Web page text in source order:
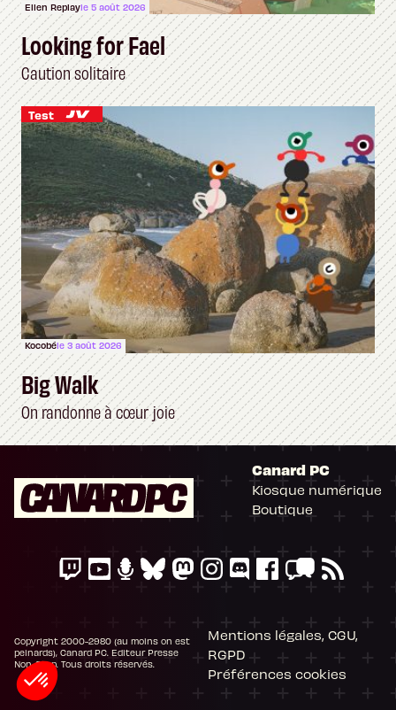
Ellen Replayle 5 août 2026
Looking for Fael
Caution solitaire
Test
Kocobéle 3 août 2026
Big Walk
On randonne à cœur joie
Canard PC
Kiosque numérique
Boutique
Copyright 2000-2980 (au moins on est
peinards), Canard PC. Editeur Presse
Non-Stop. Tous droits réservés.
Mentions légales, CGU,
RGPD
Préférences cookies